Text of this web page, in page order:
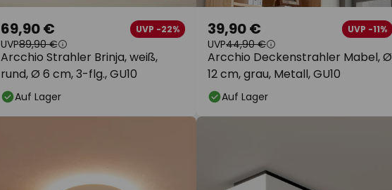
Arcchio Strahler Brinja, weiß,
rund, Ø 6 cm, 3-flg., GU10
69,90 € UVP -22%
UVP89,90 €
Auf Lager
Arcchio Deckenstrahler Mabel, Ø
12 cm, grau, Metall, GU10
39,90 € UVP -11%
UVP44,90 €
Auf Lager